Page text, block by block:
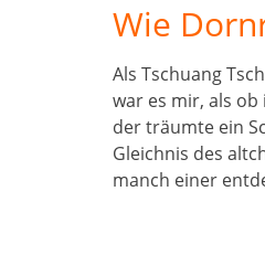
Wie
Als Tschuang
war es mir, als
der träumte ein
Gleichnis des
manch einer